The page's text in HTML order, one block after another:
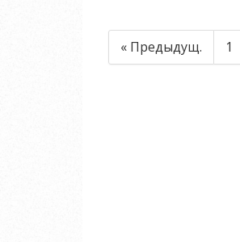
« Предыдущ. 1